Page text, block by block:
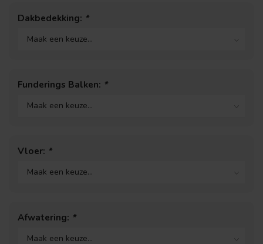
Dakbedekking: *
Funderings Balken: *
Vloer: *
Afwatering: *